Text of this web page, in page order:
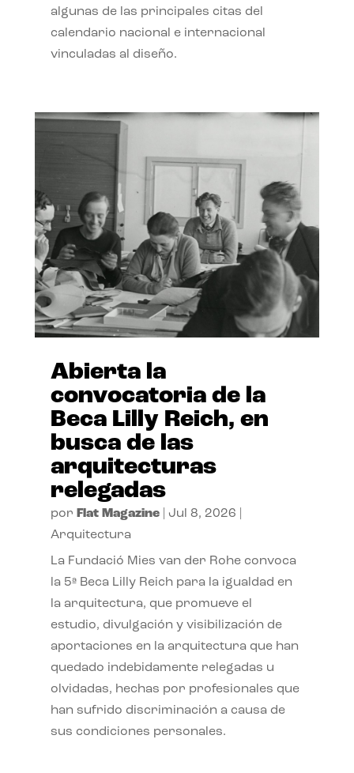
algunas de las principales citas del
calendario nacional e internacional
vinculadas al diseño.
Abierta la
convocatoria de la
Beca Lilly Reich, en
busca de las
arquitecturas
relegadas
por Flat Magazine| Jul 8, 2026
Arquitectura
La Fundació Mies van der Rohe convoca
la 5ª Beca Lilly Reich para la igualdad en
la arquitectura, que promueve el
estudio, divulgación y visibilización de
aportaciones en la arquitectura que han
quedado indebidamente relegadas u
olvidadas, hechas por profesionales que
han sufrido discriminación a causa de
sus condiciones personales.